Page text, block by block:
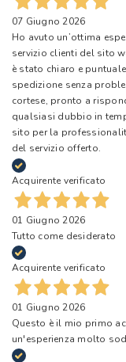
07 Giugno 2026
Ho avuto un’ottima
servizio clienti del sito
è stato chiaro e
spedizione senza
cortese, pronto a
qualsiasi dubbio in
sito per la
del servizio offerto.
Acquirente verificato
01 Giugno 2026
Tutto come desiderato
Acquirente verificato
01 Giugno 2026
Questo è il mio primo
un'esperienza molto